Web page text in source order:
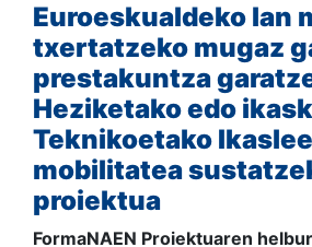
Euroeskualdeko lan
txertatzeko mugaz
prestakuntza
Heziketako edo
Teknikoetako
mobilitatea
proiektua
FormaNAEN Proiektuaren